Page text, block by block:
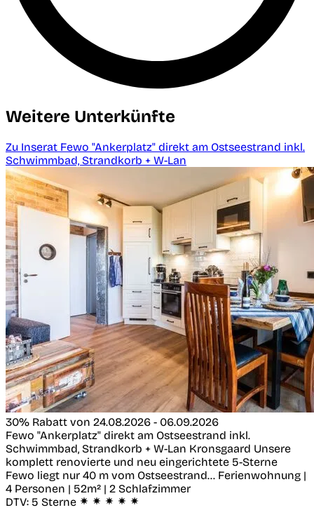
Weitere Unterkünfte
Zu Inserat Fewo "Ankerplatz" direkt am Ostseestrand inkl.
Schwimmbad, Strandkorb + W-Lan
30% Rabatt von 24.08.2026 - 06.09.2026
Fewo "Ankerplatz" direkt am Ostseestrand inkl.
Schwimmbad, Strandkorb + W-Lan Kronsgaard Unsere
komplett renovierte und neu eingerichtete 5-Sterne
Fewo liegt nur 40 m vom Ostseestrand... Ferienwohnung |
4 Personen | 52m² | 2 Schlafzimmer
DTV: 5 Sterne